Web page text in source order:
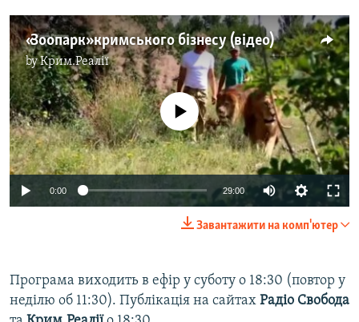
«Зоопарк» кримського бізнесу (відео)
byКрим.Реалії
No media source currently available
0:00 29:00
Завантажити на комп'ютер
Програма виходить в ефір у суботу о 18:30 (повтор у
неділю об 11:30). Публікація на сайтах Радіо Свобода